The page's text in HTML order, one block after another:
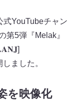
式YouTubeチャン
第5弾『Melak』
ました。
を映像化